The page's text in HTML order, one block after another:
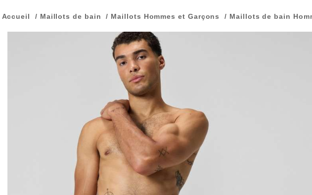
Accueil Maillots de bain Maillots Hommes et Garçons Maillots de bain